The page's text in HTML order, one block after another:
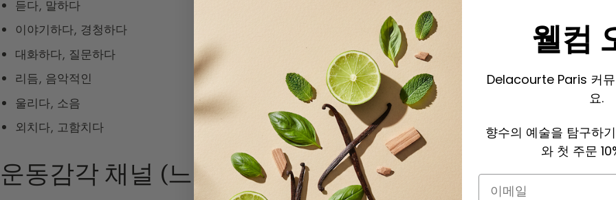
듣다, 말하다
이야기하다, 경청하다
대화하다, 질문하다
리듬, 음악적인
울리다, 소음
외치다, 고함치다
운동감각 채널 (느낌)
웰컴
Delacourte Paris 커
요.
향수의 예술을 탐구하
와 첫 주문
Email